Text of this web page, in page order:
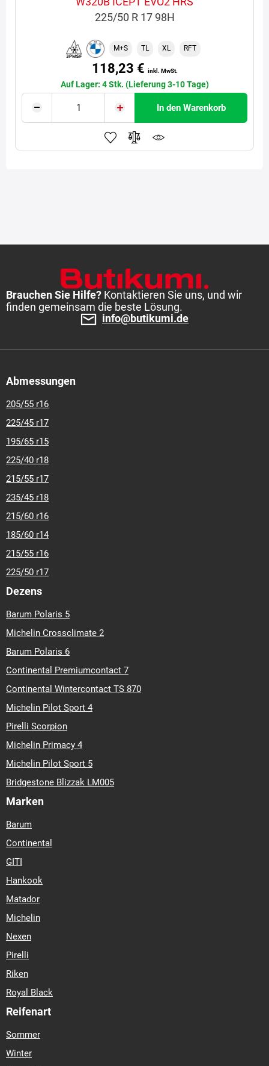
225/50 R 17 98H
M+S TL XL RFT
118,23 € inkl. MwSt.
Auf Lager: 4 Stk. (Lieferung 3-10 Tage)
In den Warenkorb
Brauchen Sie Hilfe? Kontaktieren Sie uns, und wir
finden gemeinsam die beste Lösung.
info@butikumi.de
Abmessungen
205/55 r16
225/45 r17
195/65 r15
225/40 r18
215/55 r17
235/45 r18
215/60 r16
185/60 r14
215/55 r16
225/50 r17
Dezens
Barum Polaris 5
Michelin Crossclimate 2
Barum Polaris 6
Continental Premiumcontact 7
Continental Wintercontact TS 870
Michelin Pilot Sport 4
Pirelli Scorpion
Michelin Primacy 4
Michelin Pilot Sport 5
Bridgestone Blizzak LM005
Marken
Barum
Continental
GITI
Hankook
Matador
Michelin
Nexen
Pirelli
Riken
Royal Black
Reifenart
Sommer
Winter